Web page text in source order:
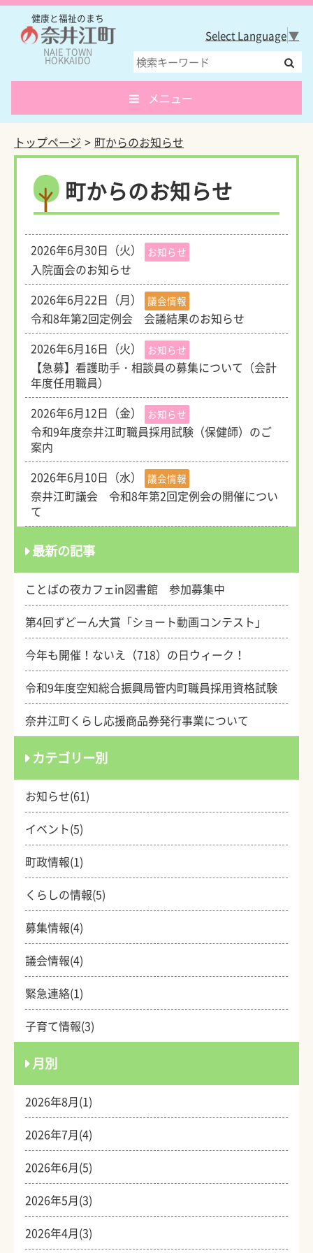
健康と福祉のまち
NAIE TOWN
HOKKAIDO
Select Language▼
メニュー
トップページ 町からのお知らせ
町からのお知らせ
2026年6月30日（火） お知らせ
入院面会のお知らせ
2026年6月22日（月）
議会情報
令和8年第2回定例会 会議結果のお知らせ
2026年6月16日（火）
お知らせ
【急募】看護助手・相談員の募集について（会計
年度任用職員）
2026年6月12日（金）
お知らせ
令和9年度奈井江町職員採用試験（保健師）のご
案内
2026年6月10日（水）
議会情報
奈井江町議会 令和8年第2回定例会の開催につい
て
最新の記事
ことばの夜カフェin図書館 参加募集中
第4回ずどーん大賞「ショート動画コンテスト」
今年も開催！ないえ（718）の日ウィーク！
令和9年度空知総合振興局管内町職員採用資格試験
奈井江町くらし応援商品券発行事業について
カテゴリー別
お知らせ(61)
イベント(5)
町政情報(1)
くらしの情報(5)
募集情報(4)
議会情報(4)
緊急連絡(1)
子育て情報(3)
月別
2026年8月(1)
2026年7月(4)
2026年6月(5)
2026年5月(3)
2026年4月(3)